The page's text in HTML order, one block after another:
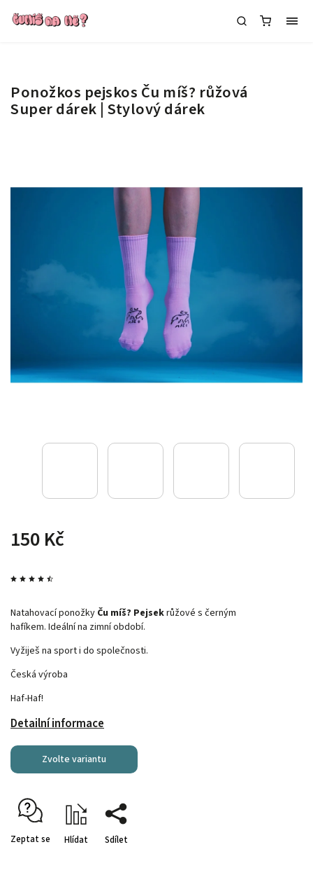
Ponožkos pejskos Ču míš? růžová
Super dárek | Stylový dárek
150 Kč
Natahovací ponožky Ču míš? Pejsekrůžové s černým
hafíkem. Ideální na zimní období.
Vyžiješ na sport i do společnosti.
Česká výroba
Haf-Haf!
Detailní informace
Zvolte variantu
Zeptat se Hlídat Sdílet